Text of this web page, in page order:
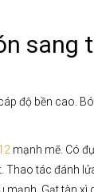
sang
độ bền cao.
mạnh mẽ. Có
tác đánh
Gạt tàn